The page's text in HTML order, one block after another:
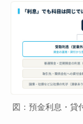
図：預金利息・貸